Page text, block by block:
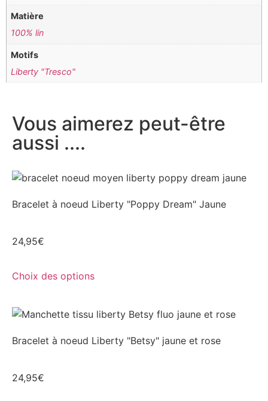
Matière
100% lin
Motifs
Liberty "Tresco"
Vous aimerez peut-être
aussi ....
Bracelet à noeud Liberty "Poppy Dream" Jaune
24,95€
Choix des options
Bracelet à noeud Liberty "Betsy" jaune et rose
24,95€